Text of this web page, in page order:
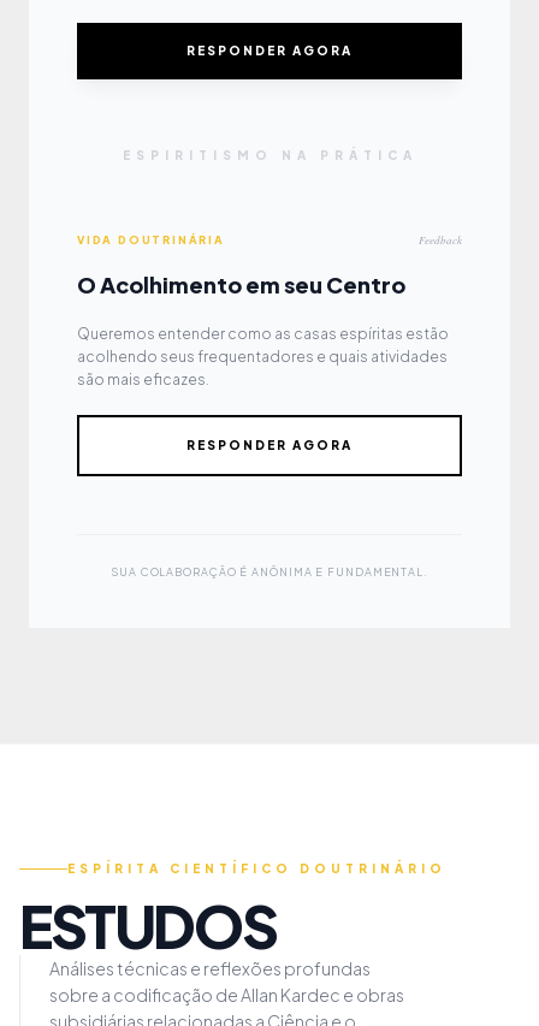
RESPONDER AGORA
ESPIRITISMO NA PRÁTICA
VIDA DOUTRINÁRIA Feedback
O Acolhimento em seu Centro
Queremos entender como as casas espíritas estão
acolhendo seus frequentadores e quais atividades
são mais eficazes.
RESPONDER AGORA
SUA COLABORAÇÃO É ANÔNIMA E FUNDAMENTAL.
ESPÍRITA CIENTÍFICO DOUTRINÁRIO
ESTUDOS
Análises técnicas e reflexões profundas
sobre a codificação de Allan Kardec e obras
subsidiárias relacionadas a Ciência e o